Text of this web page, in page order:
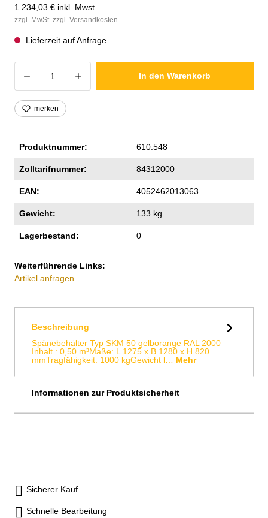
1.234,03 € inkl. Mwst.
zzgl. MwSt. zzgl. Versandkosten
Lieferzeit auf Anfrage
Produkt Anzahl: Gib den gewünschten
In den Warenkorb
merken
Produktnummer: 610.548
Zolltarifnummer: 84312000
EAN: 4052462013063
Gewicht: 133 kg
Lagerbestand: 0
Weiterführende Links:
Artikel anfragen
Beschreibung
Spänebehälter Typ SKM 50 gelborange RAL 2000
Inhalt : 0,50 m³Maße: L 1275 x B 1280 x H 820
mmTragfähigkeit: 1000 kgGewicht l… Mehr
Informationen zur Produktsicherheit
Sicherer Kauf
Schnelle Bearbeitung